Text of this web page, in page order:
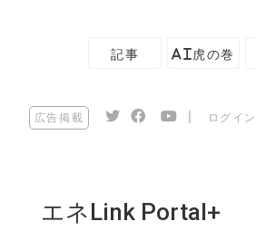
記事 AI虎の巻
広告掲載 ログイン
エネLink Portal+